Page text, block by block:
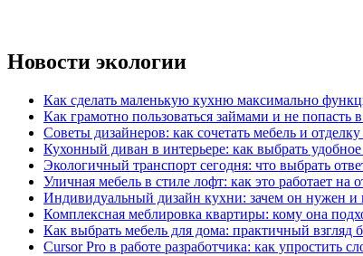
Новости экологии
Как сделать маленькую кухню максимально
Как грамотно пользоваться займами и не попасть
Советы дизайнеров: как сочетать мебель и
Кухонный диван в интерьере: как выбрать
Экологичный транспорт сегодня: что выбрать
Уличная мебель в стиле лофт: как это работает на
Индивидуальный дизайн кухни: зачем он нужен и
Комплексная меблировка квартиры: кому она
Как выбрать мебель для дома: практичный взгляд
Cursor Pro в работе разработчика: как упростить